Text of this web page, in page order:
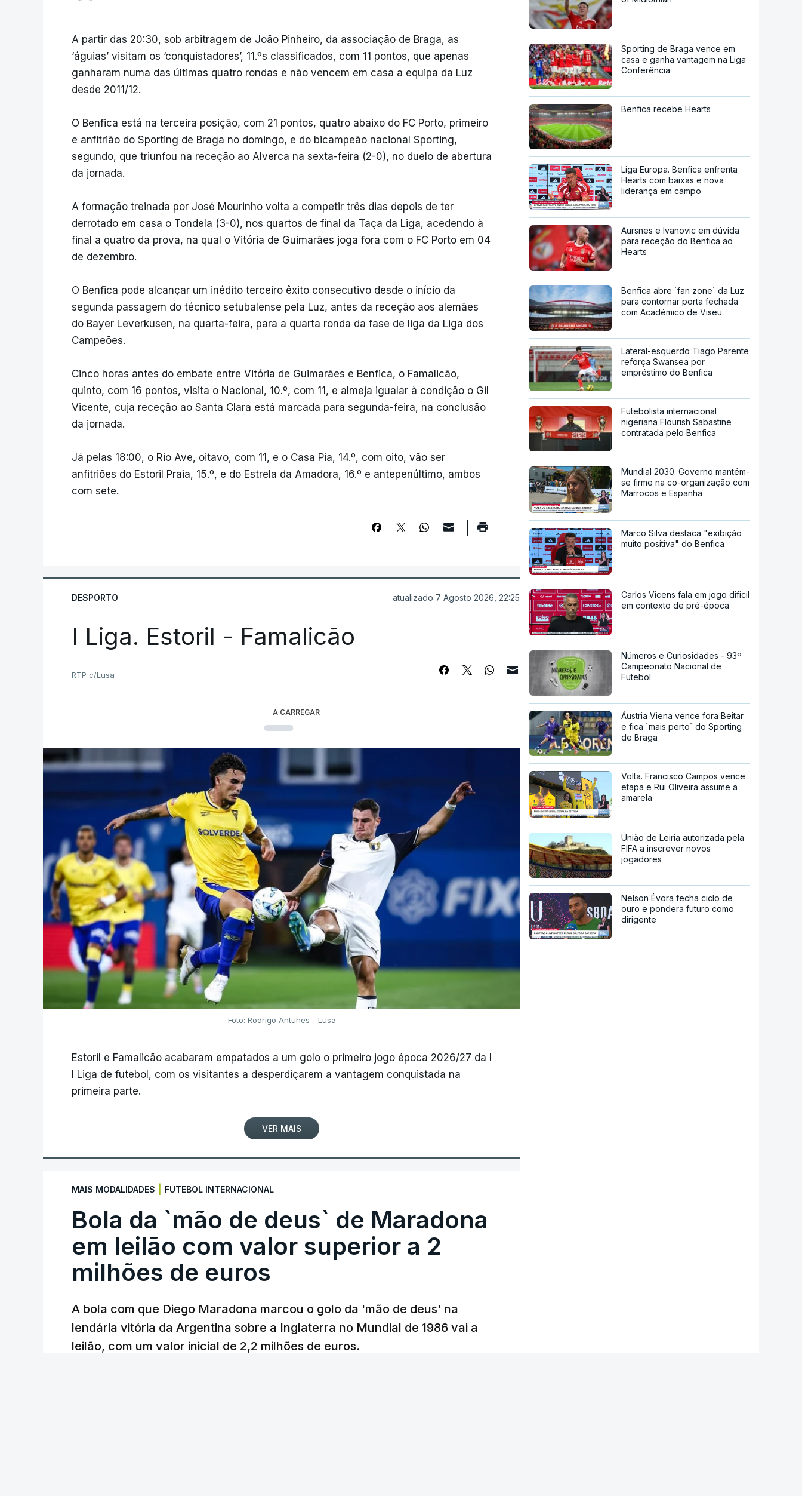
A partir das 20:30, sob arbitragem de João Pinheiro, da associação de Braga, as
‘águias’ visitam os ‘conquistadores’, 11.ºs classificados, com 11 pontos, que apenas
ganharam numa das últimas quatro rondas e não vencem em casa a equipa da Luz
desde 2011/12.
O Benfica está na terceira posição, com 21 pontos, quatro abaixo do FC Porto, primeiro
e anfitrião do Sporting de Braga no domingo, e do bicampeão nacional Sporting,
segundo, que triunfou na receção ao Alverca na sexta-feira (2-0), no duelo de abertura
da jornada.
A formação treinada por José Mourinho volta a competir três dias depois de ter
derrotado em casa o Tondela (3-0), nos quartos de final da Taça da Liga, acedendo à
final a quatro da prova, na qual o Vitória de Guimarães joga fora com o FC Porto em 04
de dezembro.
O Benfica pode alcançar um inédito terceiro êxito consecutivo desde o início da
segunda passagem do técnico setubalense pela Luz, antes da receção aos alemães
do Bayer Leverkusen, na quarta-feira, para a quarta ronda da fase de liga da Liga dos
Campeões.
Cinco horas antes do embate entre Vitória de Guimarães e Benfica, o Famalicão,
quinto, com 16 pontos, visita o Nacional, 10.º, com 11, e almeja igualar à condição o Gil
Vicente, cuja receção ao Santa Clara está marcada para segunda-feira, na conclusão
da jornada.
Já pelas 18:00, o Rio Ave, oitavo, com 11, e o Casa Pia, 14.º, com oito, vão ser
anfitriões do Estoril Praia, 15.º, e do Estrela da Amadora, 16.º e antepenúltimo, ambos
com sete.
DESPORTO atualizado 7 Agosto 2026, 22:25
I Liga. Estoril - Famalicão
RTP c/Lusa
A CARREGAR
Foto: Rodrigo Antunes - Lusa
Estoril e Famalicão acabaram empatados a um golo o primeiro jogo época 2026/27 da I
I Liga de futebol, com os visitantes a desperdiçarem a vantagem conquistada na
primeira parte.
VER MAIS
MAIS MODALIDADES FUTEBOL INTERNACIONAL
Bola da `mão de deus` de Maradona
em leilão com valor superior a 2
milhões de euros
A bola com que Diego Maradona marcou o golo da 'mão de deus' na
lendária vitória da Argentina sobre a Inglaterra no Mundial de 1986 vai a
leilão, com um valor inicial de 2,2 milhões de euros.
Sporting de Braga vence em
casa e ganha vantagem na Liga
Conferência
Benfica recebe Hearts
Liga Europa. Benfica enfrenta
Hearts com baixas e nova
liderança em campo
Aursnes e Ivanovic em dúvida
para receção do Benfica ao
Hearts
Benfica abre `fan zone` da Luz
para contornar porta fechada
com Académico de Viseu
Lateral-esquerdo Tiago Parente
reforça Swansea por
empréstimo do Benfica
Futebolista internacional
nigeriana Flourish Sabastine
contratada pelo Benfica
Mundial 2030. Governo mantém-
se firme na co-organização com
Marrocos e Espanha
Marco Silva destaca "exibição
muito positiva" do Benfica
Carlos Vicens fala em jogo dificil
em contexto de pré-época
Números e Curiosidades - 93º
Campeonato Nacional de
Futebol
Áustria Viena vence fora Beitar
e fica `mais perto` do Sporting
de Braga
Volta. Francisco Campos vence
etapa e Rui Oliveira assume a
amarela
União de Leiria autorizada pela
FIFA a inscrever novos
jogadores
Nelson Évora fecha ciclo de
ouro e pondera futuro como
dirigente